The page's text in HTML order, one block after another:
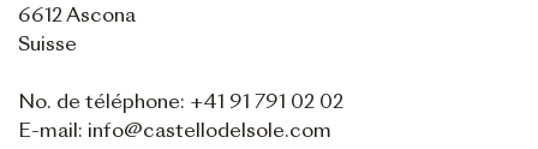
6612 Ascona
Suisse
No. de téléphone: +41 91 791 02 02
E-mail: info@castellodelsole.com